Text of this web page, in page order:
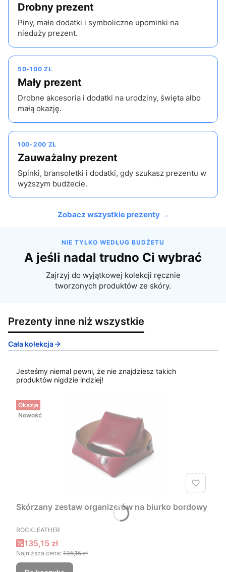
Drobny prezent
Piny, małe dodatki i symboliczne upominki na
nieduży prezent.
50-100 ZŁ
Mały prezent
Drobne akcesoria i dodatki na urodziny, święta albo
małą okazję.
100-200 ZŁ
Zauważalny prezent
Spinki, bransoletki i dodatki, gdy szukasz prezentu w
wyższym budżecie.
Zobacz wszystkie prezenty →
NIE TYLKO WEDŁUG BUDŻETU
A jeśli nadal trudno Ci wybrać
Zajrzyj do wyjątkowej kolekcji ręcznie
tworzonych produktów ze skóry.
Prezenty inne niż wszystkie
Cała kolekcja
Jesteśmy niemal pewni, że nie znajdziesz takich
produktów nigdzie indziej!
Okazja
Nowość
Skórzany zestaw organizerów na biurko bordowy
PRODUCENT
ROCKLEATHER
Cena promocyjna
135,15 zł
Najniższa cena: 135,15 zł